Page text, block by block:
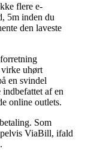
flere e-
5m inden du
den laveste
virke uhørt
en svindel
af en
online outlets.
Som
ViaBill, ifald